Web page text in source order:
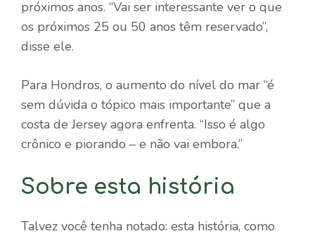
próximos anos. “Vai ser interessante ver o que
os próximos 25 ou 50 anos têm reservado”,
disse ele.
Para Hondros, o aumento do nível do mar “é
sem dúvida o tópico mais importante” que a
costa de Jersey agora enfrenta. “Isso é algo
crônico e piorando – e não vai embora.”
Sobre esta história
Talvez você tenha notado: esta história, como